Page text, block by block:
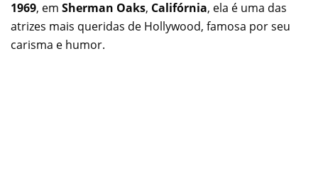
1969, em Sherman Oaks, Califórnia, ela é uma das
atrizes mais queridas de Hollywood, famosa por seu
carisma e humor.